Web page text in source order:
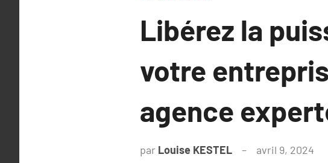
Libérez la
votre
agence
par Louise KESTEL avril 9, 2024